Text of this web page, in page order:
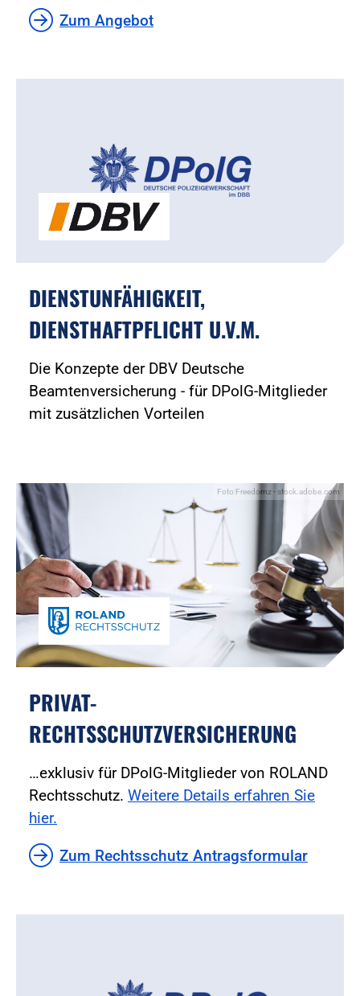
Zum Angebot
DIENSTUNFÄHIGKEIT,
DIENSTHAFTPFLICHT U.V.M.
Die Konzepte der DBV Deutsche
Beamtenversicherung - für DPolG-Mitglieder
mit zusätzlichen Vorteilen
PRIVAT-
RECHTSSCHUTZVERSICHERUNG
…exklusiv für DPolG-Mitglieder von ROLAND
Rechtsschutz. Weitere Details erfahren Sie
hier.
Zum Rechtsschutz Antragsformular
Foto:Freedomz - stock.adobe.com